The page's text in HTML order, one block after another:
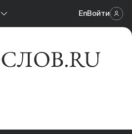
EnВойти
Новости